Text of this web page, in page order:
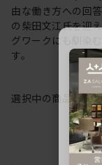
由な働き方への回
の柴田文江氏を迎
グワークにも馴染
す。
選択中の商品情報